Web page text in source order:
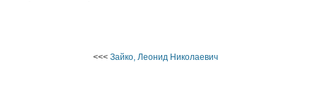
<<< Зайко, Леонид Николаевич